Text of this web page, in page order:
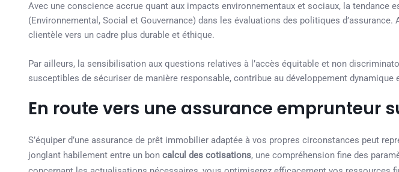
Avec une conscience accrue quant aux impacts environnementaux et sociaux, la tendance
(Environnemental, Social et Gouvernance) dans les évaluations des politiques
clientèle vers un cadre plus durable et éthique.
Par ailleurs, la sensibilisation aux questions relatives à l’accès équitable et non
susceptibles de sécuriser de manière responsable, contribue au développement dynamique
En route vers une assurance emprunteur
S’équiper d’une assurance de prêt immobilier adaptée à vos propres circonstances peut
jonglant habilement entre un bon calcul des cotisations, une compréhension fine des